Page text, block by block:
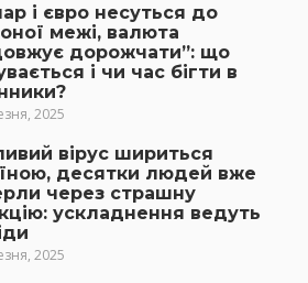
і євро несуться до
межі, валюта
дорожчати”: що
і чи час бігти в
2025
вірус шириться
десятки людей вже
через страшну
ускладнення ведуть
2025